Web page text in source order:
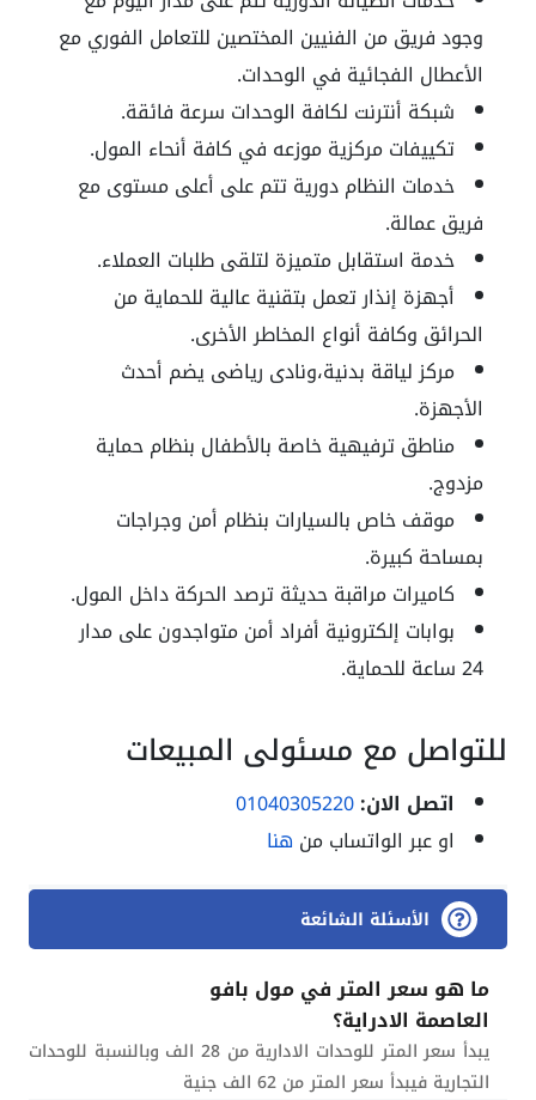
وجود فريق من الفنيين المختصين للتعامل الفوري مع
الأعطال الفجائية في الوحدات.
شبكة أنترنت لكافة الوحدات سرعة فائقة.
تكييفات مركزية موزعه في كافة أنحاء المول.
خدمات النظام دورية تتم على أعلى مستوى مع
فريق عمالة.
خدمة استقابل متميزة لتلقى طلبات العملاء.
أجهزة إنذار تعمل بتقنية عالية للحماية من
الحرائق وكافة أنواع المخاطر الأخرى.
مركز لياقة بدنية،ونادى رياضى يضم أحدث
الأجهزة.
مناطق ترفيهية خاصة بالأطفال بنظام حماية
مزدوج.
موقف خاص بالسيارات بنظام أمن وجراجات
بمساحة كبيرة.
كاميرات مراقبة حديثة ترصد الحركة داخل المول.
بوابات إلكترونية أفراد أمن متواجدون على مدار
24 ساعة للحماية.
للتواصل مع مسئولي المبيعات
اتصل الان:01040305220
او عبر الواتساب من هنا
الأسئلة الشائعة
ما هو سعر المتر في مول بافو
العاصمة الادراية؟
يبدأ سعر المتر للوحدات الادارية من 28 الف وبالنسبة للوحدات
التجارية فيبدأ سعر المتر من 62 الف جنية